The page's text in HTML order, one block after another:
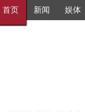
首页 新闻 娱体